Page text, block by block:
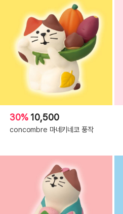
30% 10,500
concombre 마네키네코 풍작